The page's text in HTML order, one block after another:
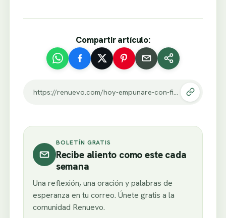
Compartir artículo:
https://renuevo.com/hoy-empunare-con-firmeza-la-espada-del-espiritu.html
BOLETÍN GRATIS
Recibe aliento como este cada
semana
Una reflexión, una oración y palabras de
esperanza en tu correo. Únete gratis a la
comunidad Renuevo.